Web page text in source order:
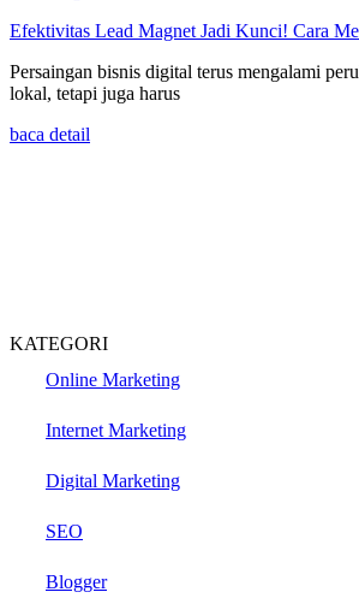
Efektivitas Lead Magnet Jadi Kunci! Cara
Persaingan bisnis digital terus mengalami
lokal, tetapi juga harus
baca detail
KATEGORI
Online Marketing
Internet Marketing
Digital Marketing
SEO
Blogger